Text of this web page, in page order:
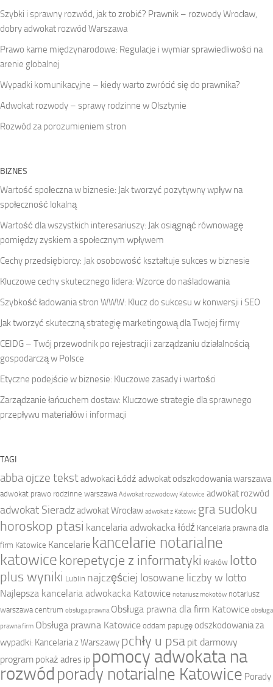
Szybki i sprawny rozwód, jak to zrobić? Prawnik – rozwody Wrocław,
dobry adwokat rozwód Warszawa
Prawo karne międzynarodowe: Regulacje i wymiar sprawiedliwości na
arenie globalnej
Wypadki komunikacyjne – kiedy warto zwrócić się do prawnika?
Adwokat rozwody – sprawy rodzinne w Olsztynie
Rozwód za porozumieniem stron
BIZNES
Wartość społeczna w biznesie: Jak tworzyć pozytywny wpływ na
społeczność lokalną
Wartość dla wszystkich interesariuszy: Jak osiągnąć równowagę
pomiędzy zyskiem a społecznym wpływem
Cechy przedsiębiorcy: Jak osobowość kształtuje sukces w biznesie
Kluczowe cechy skutecznego lidera: Wzorce do naśladowania
Szybkość ładowania stron WWW: Klucz do sukcesu w konwersji i SEO
Jak tworzyć skuteczną strategię marketingową dla Twojej firmy
CEIDG – Twój przewodnik po rejestracji i zarządzaniu działalnością
gospodarczą w Polsce
Etyczne podejście w biznesie: Kluczowe zasady i wartości
Zarządzanie łańcuchem dostaw: Kluczowe strategie dla sprawnego
przepływu materiałów i informacji
TAGI
abba ojcze tekstadwokaci Łódź adwokat odszkodowania warszawa
adwokat prawo rodzinne warszawa Adwokat rozwodowy Katowice adwokat rozwód
adwokat Sieradzadwokat Wrocław adwokat z Katowic gra sudoku
horoskop ptasi kancelaria adwokacka łódź Kancelaria prawna dla
firm Katowice Kancelarie kancelarie notarialne
katowicekorepetycje z informatyki Kraków lotto
plus wyniki Lublin najczęściej losowane liczby w lotto
Najlepsza kancelaria adwokacka Katowice notariusz mokotów notariusz
warszawa centrum obsługa prawna Obsługa prawna dla firm Katowice obsługa
prawna firm Obsługa prawna Katowice oddam papugę odszkodowania za
wypadki: Kancelaria z Warszawy pchły u psa pit darmowy
program pokaż adres ip pomocy adwokata na
rozwód porady notarialne Katowice Porady